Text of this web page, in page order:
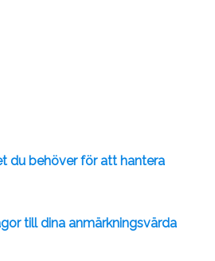
du behöver för att hantera
till dina anmärkningsvärda